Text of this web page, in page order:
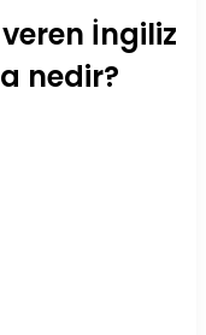
İngiliz
nedir?